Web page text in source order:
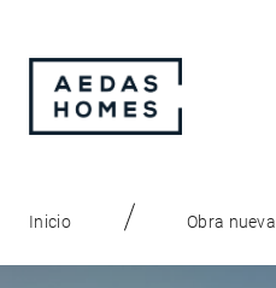
Inicio Obra nueva